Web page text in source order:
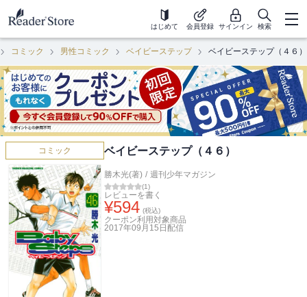
はじめて 会員登録 サインイン 検索
コミック 男性コミック ベイビーステップ ベイビーステップ（４６）
コミック ベイビーステップ（４６）
勝木光(著) / 週刊少年マガジン
(1)
レビューを書く
¥594 (税込)
クーポン利用対象商品
2017年09月15日 配信